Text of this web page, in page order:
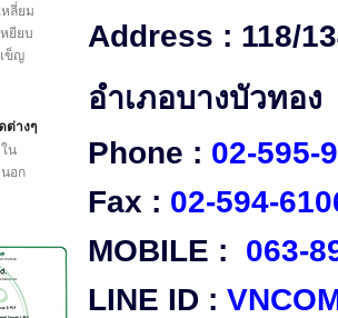
หลี่ยม
ยียบ
ข็ญ
ต่างๆ
น
อก
Address : 118/
อำเภอบางบัวทอ
Phone : 02-595-
Fax : 02-594-
MOBILE : 063-
LINE ID :